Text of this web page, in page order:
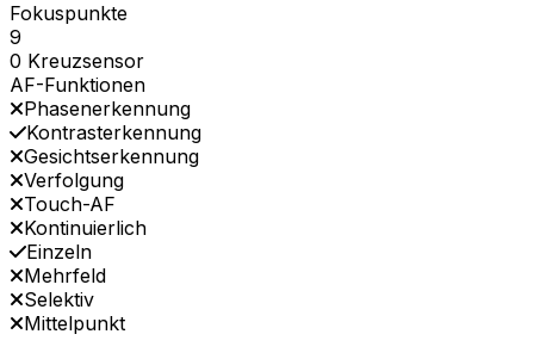
Fokuspunkte
9
0 Kreuzsensor
AF-Funktionen
Phasenerkennung
Kontrasterkennung
Gesichtserkennung
Verfolgung
Touch-AF
Kontinuierlich
Einzeln
Mehrfeld
Selektiv
Mittelpunkt